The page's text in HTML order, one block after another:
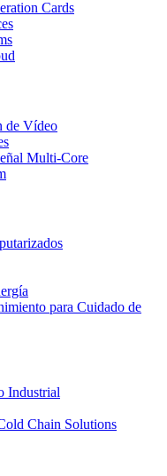
Cards
de Vídeo
Multi-Core
para Cuidado de
Industrial
Chain Solutions